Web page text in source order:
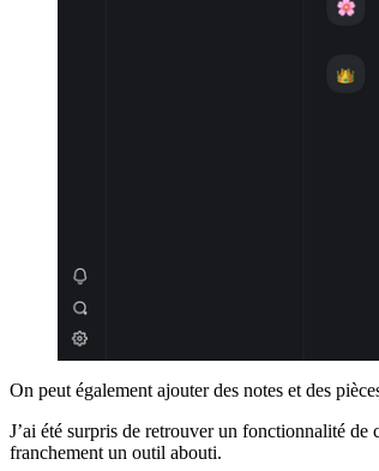
On peut également ajouter des notes et des
J’ai été surpris de retrouver un fonctionnalité de
franchement un outil abouti.